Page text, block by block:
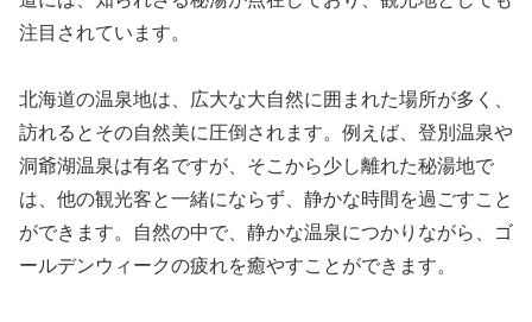
注目されています。
北海道の温泉地は、広大な大自然に囲まれた場所が多く、
訪れるとその自然美に圧倒されます。例えば、登別温泉や
洞爺湖温泉は有名ですが、そこから少し離れた秘湯地で
は、他の観光客と一緒にならず、静かな時間を過ごすこと
ができます。自然の中で、静かな温泉につかりながら、ゴ
ールデンウィークの疲れを癒やすことができます。